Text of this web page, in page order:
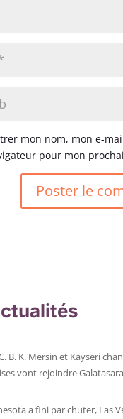
mon nom, mon e-
pour mon
B. K. Mersin et Kayseri
vont rejoindre
a fini par chuter, Las